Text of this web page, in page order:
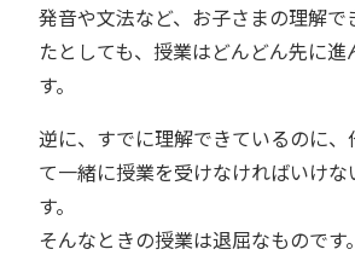
発音や文法など、お子さまの理解で
たとしても、授業はどんどん先に進
す。
逆に、すでに理解できているのに
て一緒に授業を受けなければいけな
す。
そんなときの授業は退屈なものです。